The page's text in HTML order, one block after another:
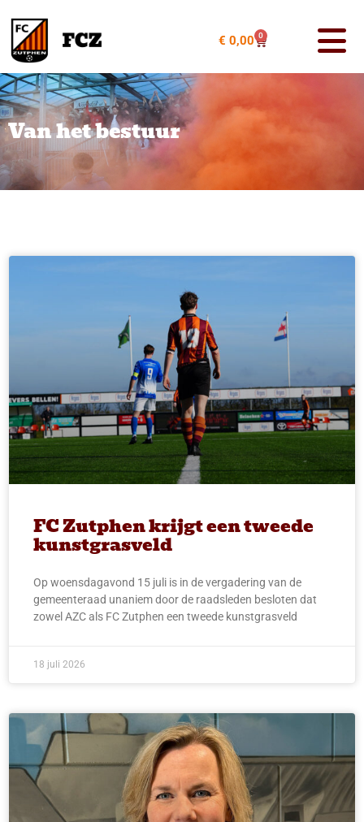
€ 0,00 0
Van het bestuur
FC Zutphen krijgt een tweede
kunstgrasveld
Op woensdagavond 15 juli is in de vergadering van de
gemeenteraad unaniem door de raadsleden besloten dat
zowel AZC als FC Zutphen een tweede kunstgrasveld
18 juli 2026